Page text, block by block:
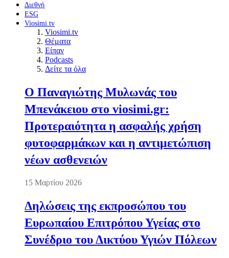
Διεθνή
ESG
Viosimi.tv
Viosimi.tv
Θέματα
Είπαν
Podcasts
Δείτε τα όλα
Ο Παναγιώτης Μυλωνάς του
Μπενάκειου στο viosimi.gr:
Προτεραιότητα η ασφαλής χρήση
φυτοφαρμάκων και η αντιμετώπιση
νέων ασθενειών
15 Μαρτίου 2026
Δηλώσεις της εκπροσώπου του
Ευρωπαίου Επιτρόπου Υγείας στο
Συνέδριο του Δικτύου Υγιών Πόλεων